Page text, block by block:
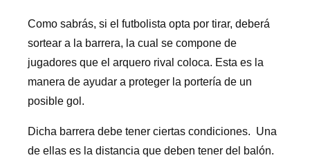
Como sabrás, si el futbolista opta por tirar, deberá
sortear a la barrera, la cual se compone de
jugadores que el arquero rival coloca. Esta es la
manera de ayudar a proteger la portería de un
posible gol.
Dicha barrera debe tener ciertas condiciones. Una
de ellas es la distancia que deben tener del balón.